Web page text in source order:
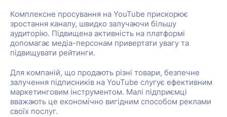
Комплексне просування на YouTube прискорює
зростання каналу, швидко залучаючи більшу
аудиторію. Підвищена активність на платформі
допомагає медіа-персонам привертати увагу та
підвищувати рейтинги.
Для компаній, що продають різні товари, безпечне
залучення підписників на YouTube слугує ефективним
маркетинговим інструментом. Малі підприємці
вважають це економічно вигідним способом реклами
своїх послуг.